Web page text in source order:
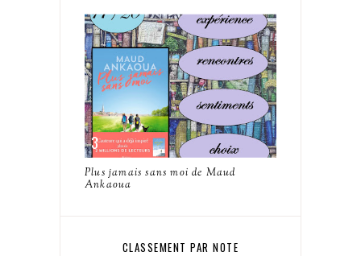
Plus jamais sans moi de Maud
Ankaoua
CLASSEMENT PAR NOTE